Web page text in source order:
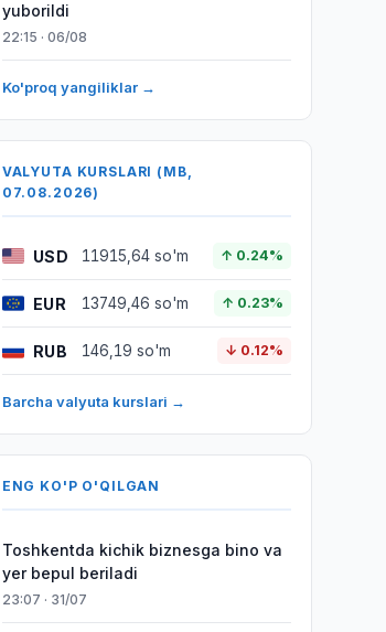
yuborildi
22:15 · 06/08
Ko'proq yangiliklar →
VALYUTA KURSLARI (MB,
07.08.2026)
USD 11915,64 so'm ↑ 0.24%
EUR 13749,46 so'm ↑ 0.23%
RUB 146,19 so'm ↓ 0.12%
Barcha valyuta kurslari →
ENG KO'P O'QILGAN
Toshkentda kichik biznesga bino va
yer bepul beriladi
23:07 · 31/07